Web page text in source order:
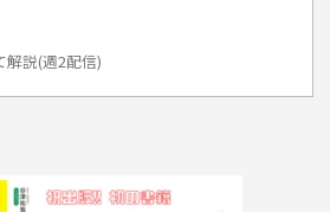
解説(週2配信)